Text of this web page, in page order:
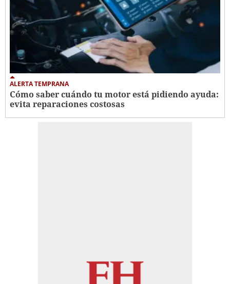
ALERTA TEMPRANA
Cómo saber cuándo tu motor está pidiendo ayuda:
evita reparaciones costosas